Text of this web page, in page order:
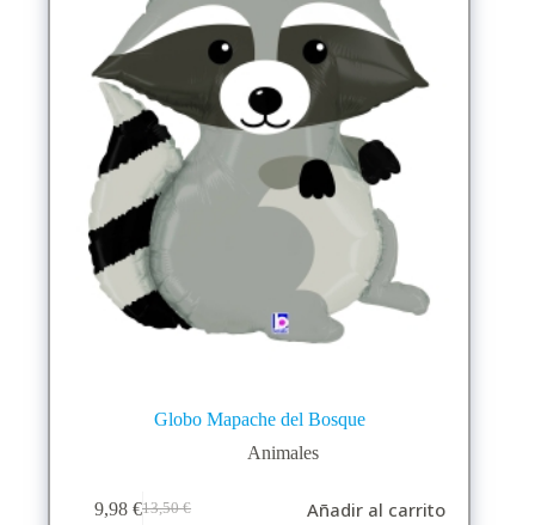
Globo Mapache del Bosque
Animales
13,50€
El
9,98€El
Añadir al carrito